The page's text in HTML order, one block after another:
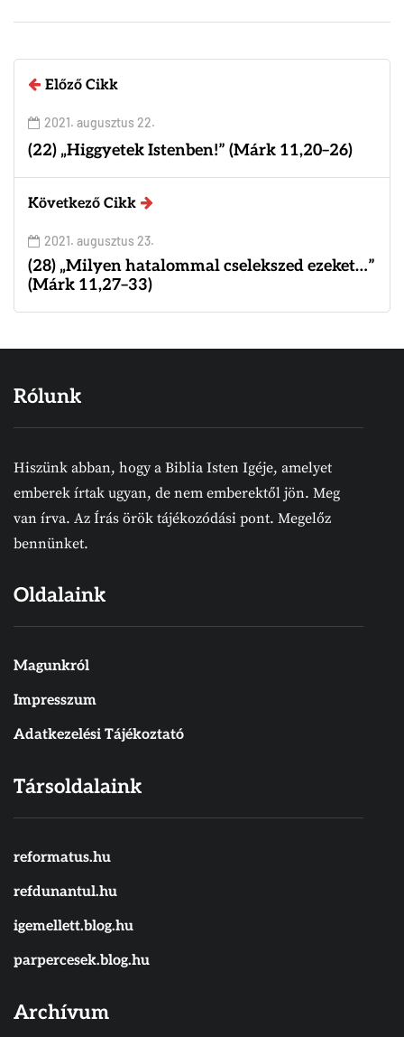
Előző Cikk
2021. augusztus 22.
(22) „Higgyetek Istenben!” (Márk 11,20–26)
Következő Cikk
2021. augusztus 23.
(28) „Milyen hatalommal cselekszed ezeket…”
(Márk 11,27–33)
Rólunk
Hiszünk abban, hogy a Biblia Isten Igéje, amelyet
emberek írtak ugyan, de nem emberektől jön. Meg
van írva. Az Írás örök tájékozódási pont. Megelőz
bennünket.
Oldalaink
Magunkról
Impresszum
Adatkezelési Tájékoztató
Társoldalaink
reformatus.hu
refdunantul.hu
igemellett.blog.hu
parpercesek.blog.hu
Archívum